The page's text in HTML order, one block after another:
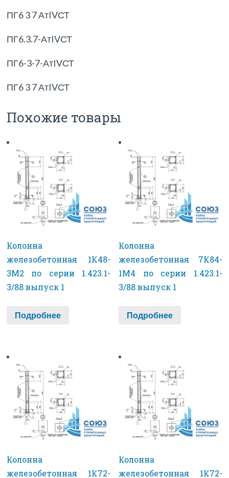
ПГ6 3 7 АтIVСТ
ПГ6.3.7-АтIVСТ
ПГ6-3-7-АтIVСТ
ПГ6 3 7 АтIVСТ
Похожие товары
Колонна
железобетонная 1К48-
3М2 по серии 1.423.1-
3/88 выпуск 1
Подробнее
Колонна
железобетонная 7К84-
1М4 по серии 1.423.1-
3/88 выпуск 1
Подробнее
Колонна
железобетонная 1К72-
Колонна
железобетонная 1К72-